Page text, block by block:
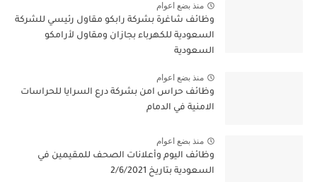
منذ بضع اعوام
وظائف شاغرة بشركة رابكو مقاول رئيسي للشركة
السعودية للكهرباء بجازان ومقاول لأرامكو
السعودية
منذ بضع اعوام
وظائف حراس امن بشركة درع السرايا للحراسات
الامنية في الدمام
منذ بضع اعوام
وظائف اليوم وأعلانات الصحف للمقيمين في
السعودية بتاريخ 2/6/2021